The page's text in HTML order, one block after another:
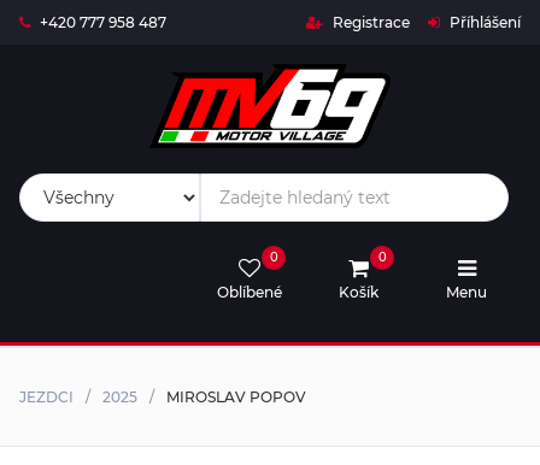
+420 777 958 487 Registrace Příhlášení
Oblíbené
0
Košík
0
Menu
SHOP
JEZDCI 2025 MIROSLAV POPOV